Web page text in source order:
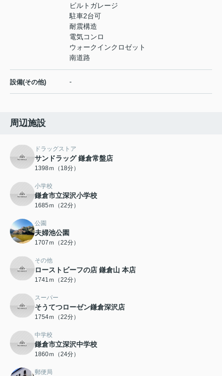
ビルトガレージ
駐車2台可
耐震構造
電気コンロ
ウォークインクロゼット
南道路
設備(その他) -
周辺施設
ドラッグストア
サンドラッグ 鎌倉常盤店
1398ｍ（18分）
小学校
鎌倉市立深沢小学校
1685ｍ（22分）
公園
夫婦池公園
1707ｍ（22分）
その他
ローストビーフの店 鎌倉山 本店
1741ｍ（22分）
スーパー
そうてつローゼン鎌倉深沢店
1754ｍ（22分）
中学校
鎌倉市立深沢中学校
1860ｍ（24分）
郵便局